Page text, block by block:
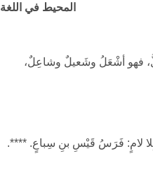
المحيط في اللغة
فهو أشْعَلُ وشَعيلٌ وشاعِلٌ،
لامٍ: فَرَسُ قَيْسِ بنِ سِباعٍ. ****.